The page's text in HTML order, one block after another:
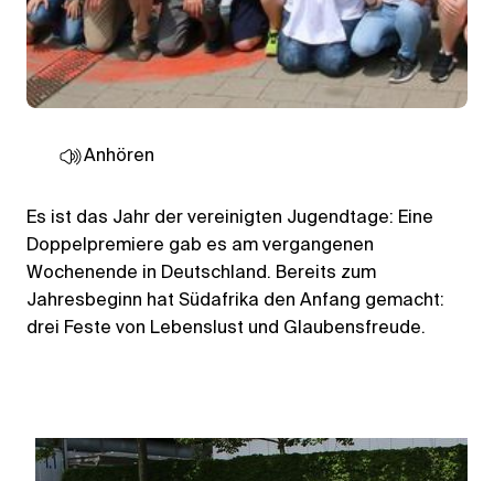
Anhören
Es ist das Jahr der vereinigten Jugendtage: Eine
Doppelpremiere gab es am vergangenen
Wochenende in Deutschland. Bereits zum
Jahresbeginn hat Südafrika den Anfang gemacht:
drei Feste von Lebenslust und Glaubensfreude.